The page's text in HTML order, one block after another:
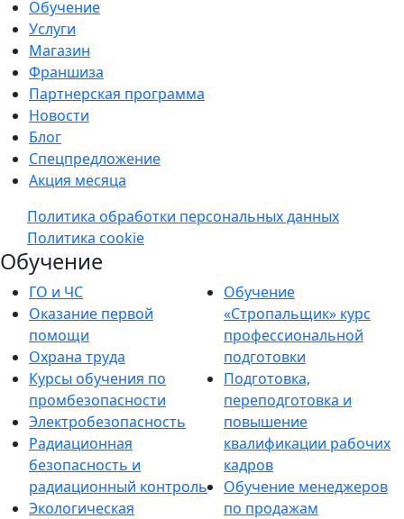
Обучение
Услуги
Магазин
Франшиза
Партнерская программа
Новости
Блог
Спецпредложение
Акция месяца
Политика обработки персональных данных
Политика cookie
Обучение
ГО и ЧС
Оказание первой
помощи
Охрана труда
Курсы обучения по
промбезопасности
Электробезопасность
Радиационная
безопасность и
радиационный контроль
Экологическая
Обучение
«Стропальщик» курс
профессиональной
подготовки
Подготовка,
переподготовка и
повышение
квалификации рабочих
кадров
Обучение менеджеров
по продажам